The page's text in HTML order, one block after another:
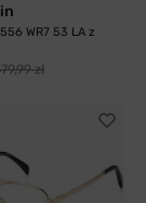
WR7 53 LA z
zł